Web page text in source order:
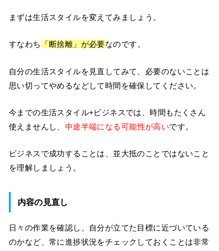
まずは生活スタイルを変えてみましょう。
すなわち 「断捨離」が必要なのです。
自分の生活スタイルを見直してみて、必要のないことは
思い切ってやめるなどして時間を確保してください。
今までの生活スタイル+ビジネスでは、時間もたくさん
使えませんし、 中途半端になる可能性が高いです。
ビジネスで成功することは、並大抵のことではないこと
を理解しましょう。
内容の見直し
日々の作業を確認し、自分が立てた目標に近づいている
のかなど、常に進捗状況をチェックしておくことは非常